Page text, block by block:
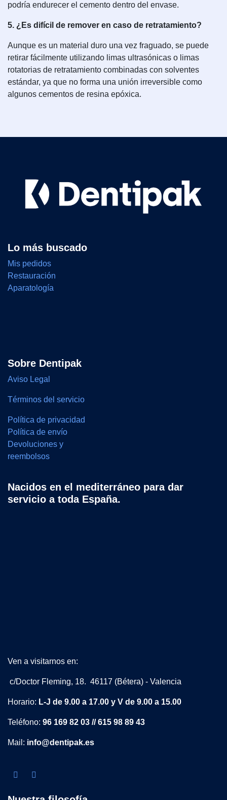
podría endurecer el cemento dentro del envase.
5. ¿Es difícil de remover en caso de retratamiento?
Aunque es un material duro una vez fraguado, se puede
retirar fácilmente utilizando limas ultrasónicas o limas
rotatorias de retratamiento combinadas con solventes
estándar, ya que no forma una unión irreversible como
algunos cementos de resina epóxica.
Lo más buscado
Mis pedidos
Restauración
Aparatología
Sobre Dentipak
Aviso Legal
Términos del servicio
Política de privacidad
Política de envío
Devoluciones y
reembolsos
Nacidos en el mediterráneo para dar
servicio a toda España.
Ven a visitarnos en:
c/Doctor Fleming, 18. 46117 (Bétera) - Valencia
Horario: L-J de 9.00 a 17.00 y V de 9.00 a 15.00
Teléfono: 96 169 82 03 // 615 98 89 43
Mail: info@dentipak.es